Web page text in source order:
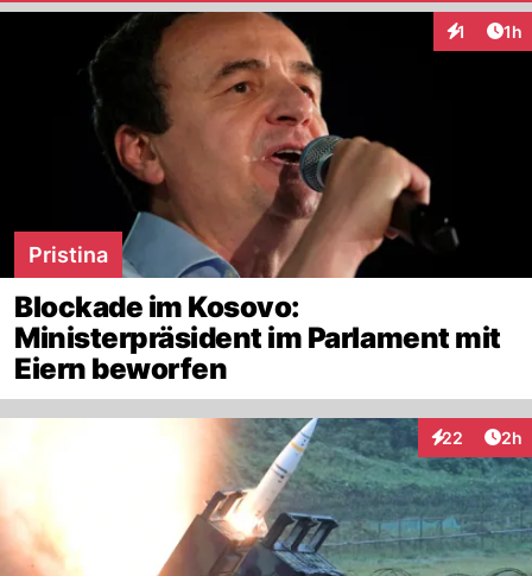
1 1h
Pristina
Blockade im Kosovo:
Ministerpräsident im Parlament mit
Eiern beworfen
22
Interaktionen
2h